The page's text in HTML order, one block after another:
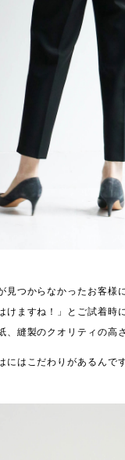
見つからなかったお客様
けますね！」とご試着時
、縫製のクオリティの高
にはこだわりがあるんです